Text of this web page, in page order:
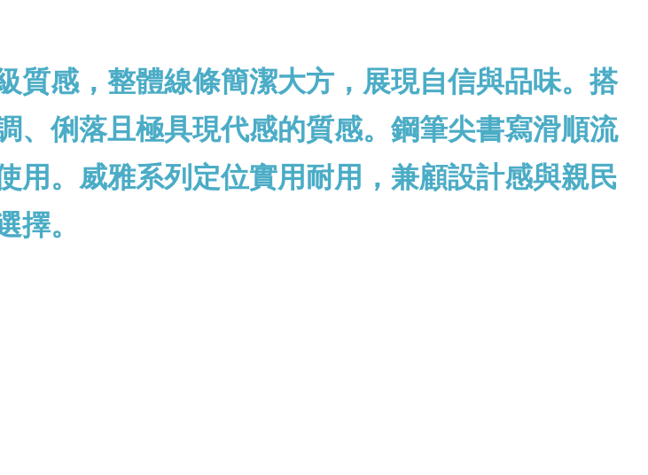
質感，整體線條簡潔大方，展現自信與品味。搭
、俐落且極具現代感的質感。鋼筆尖書寫滑順流
用。威雅系列定位實用耐用，兼顧設計感與親民
擇。